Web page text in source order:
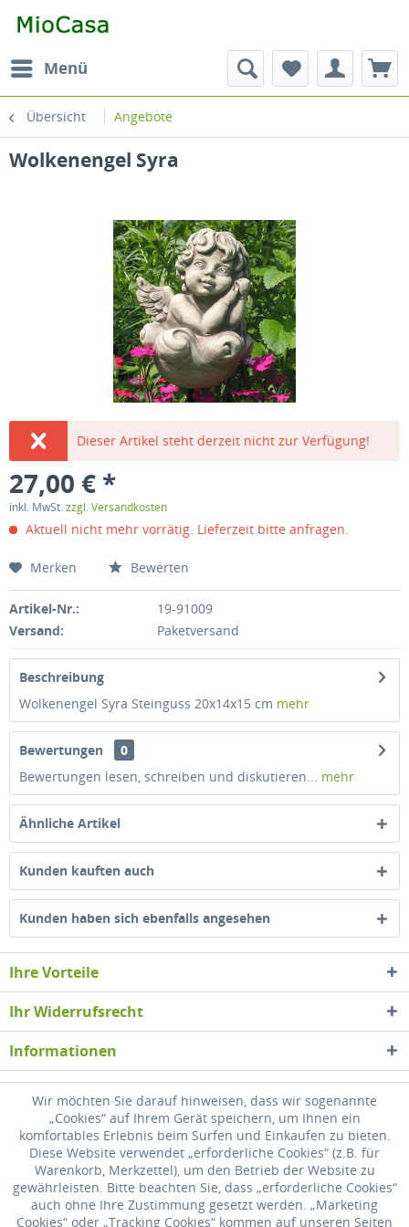
Menü
Übersicht Angebote
Wolkenengel Syra
Dieser Artikel steht derzeit nicht zur Verfügung!
27,00 € *
inkl. MwSt.zzgl. Versandkosten
Aktuell nicht mehr vorrätig. Lieferzeit bitte anfragen.
Merken Bewerten
Artikel-Nr.:
19-91009
Versand:
Paketversand
Beschreibung
Wolkenengel Syra Steinguss 20x14x15 cm mehr
Bewertungen
0
Bewertungen lesen, schreiben und diskutieren... mehr
Ähnliche Artikel
Kunden kauften auch
Kunden haben sich ebenfalls angesehen
Ihre Vorteile
Ihr Widerrufsrecht
Informationen
* Alle Preise inkl. gesetzl. Mehrwertsteuer zzgl.Versandkosten, wenn nicht
anders beschrieben
Widerrufsrecht Versandkosten Datenschutz
Zahlung
Wir möchten Sie darauf hinweisen, dass wir sogenannte
„Cookies“ auf Ihrem Gerät speichern, um Ihnen ein
komfortables Erlebnis beim Surfen und Einkaufen zu bieten.
Diese Website verwendet „erforderliche Cookies“ (z.B. für
Warenkorb, Merkzettel), um den Betrieb der Website zu
gewährleisten. Bitte beachten Sie, dass „erforderliche Cookies“
auch ohne Ihre Zustimmung gesetzt werden. „Marketing
Cookies“ oder „Tracking Cookies“ kommen auf unseren Seiten